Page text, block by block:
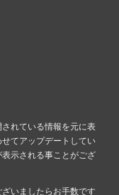
れている情報を元に表
てアップデートしてい
示される事ことがござ
いましたらお手数です